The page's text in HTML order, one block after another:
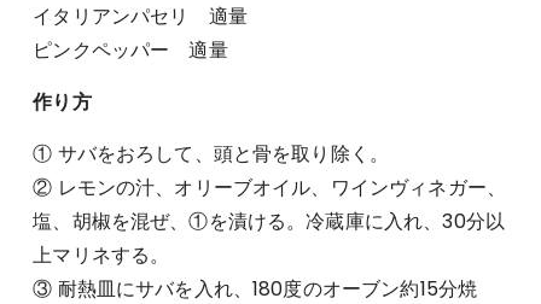
イタリアンパセリ 適量
ピンクペッパー 適量
作り方
① サバをおろして、頭と骨を取り除く。
② レモンの汁、オリーブオイル、ワインヴィネガー、
塩、胡椒を混ぜ、①を漬ける。冷蔵庫に入れ、30分以
上マリネする。
③ 耐熱皿にサバを入れ、180度のオーブン約15分焼